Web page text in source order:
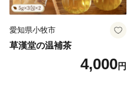
愛知県小牧市
草漢堂の温補茶
4,000円